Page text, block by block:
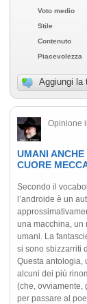
Voto medio
Stile
Contenuto
Piacevolezza
Aggiungi la
Opinione
UMANI ANCHE
CUORE
Secondo il
l’androide è un
una macchina, un
umani. La
si sono sbizzarriti
Questa antologia,
alcuni dei più
(che, ovviamente,
per passare al